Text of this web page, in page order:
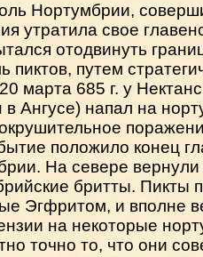
Нортумбрии,
утратила свое
отодвинуть
пиктов, путем
марта 685 г. у
в Ангусе) напал на
положило конец
На севере вернули
бритты. Пикты
Эгфритом, и вполне
на некоторые
точно то, что они